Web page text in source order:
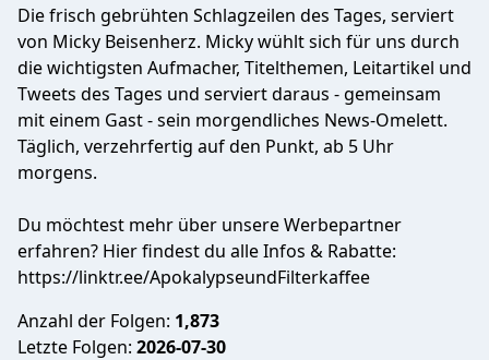
Die frisch gebrühten Schlagzeilen des Tages, serviert
von Micky Beisenherz. Micky wühlt sich für uns durch
die wichtigsten Aufmacher, Titelthemen, Leitartikel und
Tweets des Tages und serviert daraus - gemeinsam
mit einem Gast - sein morgendliches News-Omelett.
Täglich, verzehrfertig auf den Punkt, ab 5 Uhr
morgens.
Du möchtest mehr über unsere Werbepartner
erfahren? Hier findest du alle Infos & Rabatte:
https://linktr.ee/ApokalypseundFilterkaffee
Anzahl der Folgen: 1,873
Letzte Folgen: 2026-07-30